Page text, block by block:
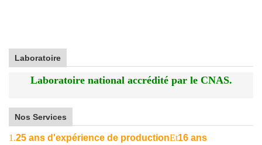
Laboratoire
Laboratoire national accrédité par le CNAS.
Nos Services
1.25 ans d'expérience de productionEt16 ans